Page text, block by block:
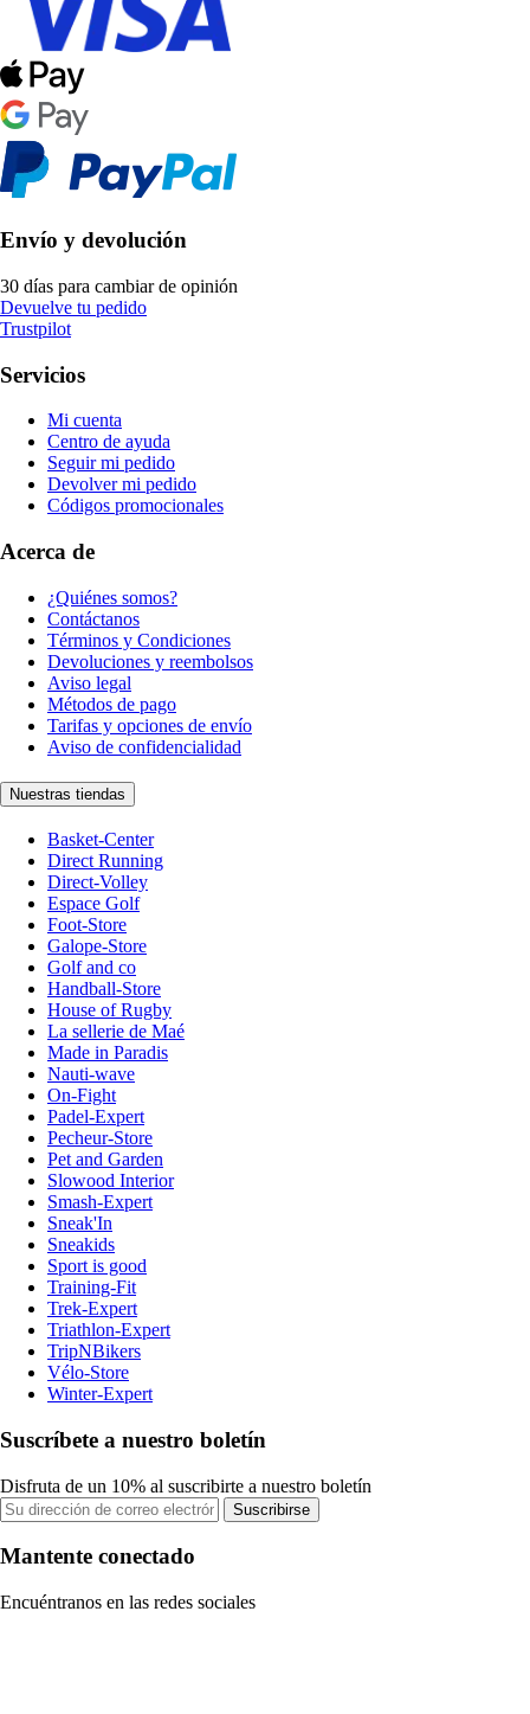
Envío y devolución
30 días para cambiar de opinión
Devuelve tu pedido
Trustpilot
Servicios
Mi cuenta
Centro de ayuda
Seguir mi pedido
Devolver mi pedido
Códigos promocionales
Acerca de
¿Quiénes somos?
Contáctanos
Términos y Condiciones
Devoluciones y reembolsos
Aviso legal
Métodos de pago
Tarifas y opciones de envío
Aviso de confidencialidad
Nuestras tiendas
Basket-Center
Direct Running
Direct-Volley
Espace Golf
Foot-Store
Galope-Store
Golf and co
Handball-Store
House of Rugby
La sellerie de Maé
Made in Paradis
Nauti-wave
On-Fight
Padel-Expert
Pecheur-Store
Pet and Garden
Slowood Interior
Smash-Expert
Sneak'In
Sneakids
Sport is good
Training-Fit
Trek-Expert
Triathlon-Expert
TripNBikers
Vélo-Store
Winter-Expert
Suscríbete a nuestro boletín
Disfruta de un 10% al suscribirte a nuestro boletín
Suscribirse
Mantente conectado
Encuéntranos en las redes sociales